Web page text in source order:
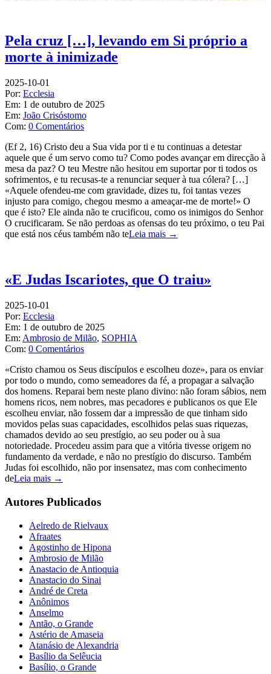
Pela cruz […], levando em Si próprio a
morte à inimizade
2025-10-01
Por: Ecclesia
Em: 1 de outubro de 2025
Em: João Crisóstomo
Com: 0 Comentários
(Ef 2, 16) Cristo deu a Sua vida por ti e tu continuas a detestar
aquele que é um servo como tu? Como podes avançar em direcção à
mesa da paz? O teu Mestre não hesitou em suportar por ti todos os
sofrimentos, e tu recusas-te a renunciar sequer à tua cólera? […]
«Aquele ofendeu-me com gravidade, dizes tu, foi tantas vezes
injusto para comigo, chegou mesmo a ameaçar-me de morte!» O
que é isto? Ele ainda não te crucificou, como os inimigos do Senhor
O crucificaram. Se não perdoas as ofensas do teu próximo, o teu Pai
que está nos céus também não teLeia mais →
«E Judas Iscariotes, que O traiu»
2025-10-01
Por: Ecclesia
Em: 1 de outubro de 2025
Em: Ambrosio de Milão, SOPHIA
Com: 0 Comentários
«Cristo chamou os Seus discípulos e escolheu doze», para os enviar
por todo o mundo, como semeadores da fé, a propagar a salvação
dos homens. Reparai bem neste plano divino: não foram sábios, nem
homens ricos, nem nobres, mas pecadores e publicanos os que Ele
escolheu enviar, não fossem dar a impressão de que tinham sido
movidos pelas suas capacidades, escolhidos pelas suas riquezas,
chamados devido ao seu prestígio, ao seu poder ou à sua
notoriedade. Procedeu assim para que a vitória tivesse origem no
fundamento da verdade, e não no prestígio do discurso. Também
Judas foi escolhido, não por insensatez, mas com conhecimento
deLeia mais →
Autores Publicados
Aelredo de Rielvaux
Afraates
Agostinho de Hipona
Ambrosio de Milão
Anastacio de Antioquia
Anastacio do Sinai
André de Creta
Anônimos
Anselmo
Antão, o Grande
Astério de Amaseia
Atanásio de Alexandria
Basílio da Selêucia
Basílio, o Grande